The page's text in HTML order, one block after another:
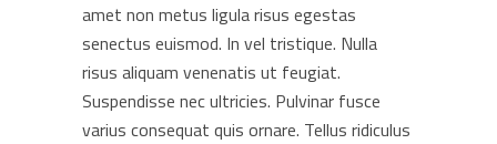
amet non metus ligula risus egestas
senectus euismod. In vel tristique. Nulla
risus aliquam venenatis ut feugiat.
Suspendisse nec ultricies. Pulvinar fusce
varius consequat quis ornare. Tellus ridiculus